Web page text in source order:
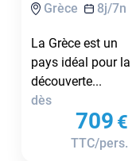
Mystras -
D'Athènes A
Athènes
Grèce 8j/7n
La Grèce est un
pays idéal pour la
découverte...
dès
709 €
TTC/pers.